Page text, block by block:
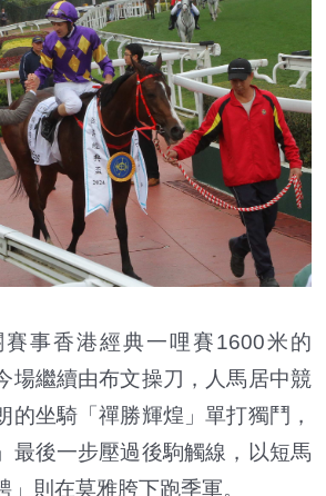
事香港經典一哩賽1600米的
場繼續由布文操刀，人馬居中競
的坐騎「禪勝輝煌」單打獨鬥，
最後一步壓過後駒觸線，以短馬
則在莫雅胯下跑季軍。